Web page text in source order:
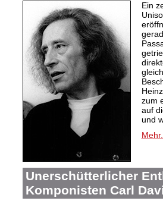
Ein
zum
auf
und
Mehr...
Unerschütterlicher
Komponisten Carl